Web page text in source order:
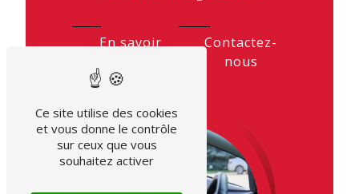
En savoir
Contactez-
nous
Ce site utilise des cookies
et vous donne le contrôle
sur ceux que vous
souhaitez activer